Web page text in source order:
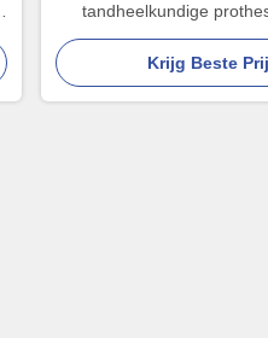
tandheelkundige
natuurlijk uitziend
resultaten
Krijg Beste